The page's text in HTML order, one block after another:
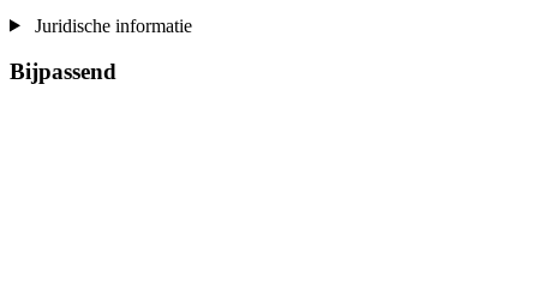
Juridische informatie
Bijpassend